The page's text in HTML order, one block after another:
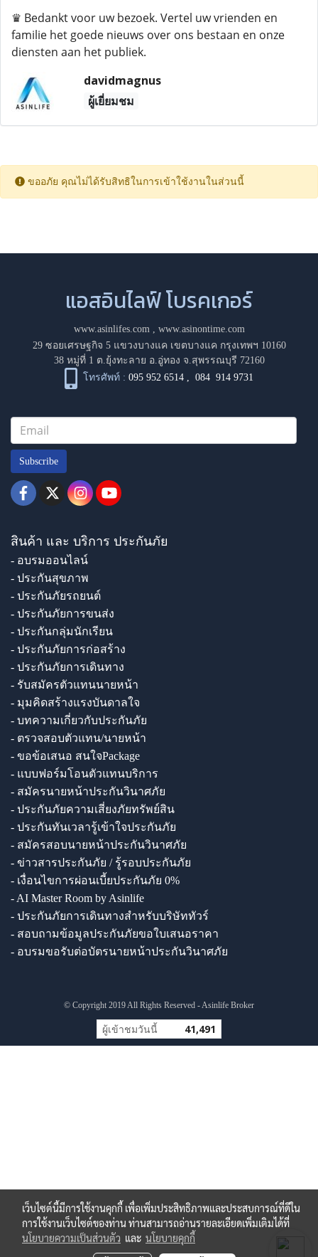
♛ Bedankt voor uw bezoek. Vertel uw vrienden en
familie het goede nieuws over ons bestaan ​​en onze
diensten aan het publiek.
davidmagnus
ผู้เยี่ยมชม
ขออภัย คุณไม่ได้รับสิทธิในการเข้าใช้งานในส่วนนี้
แอสอินไลฟ์ โบรคเกอร์
www.asinlifes.com, www.asinontime.com
29 ซอยเศรษฐกิจ 5 แขวงบางแค เขตบางแค กรุงเทพฯ 10160
38 หมู่ที่ 1 ต.ยุ้งทะลาย อ.อู่ทอง จ.สุพรรณบุรี 72160
โทรศัพท์ : 095 952 6514 ,084 914 9731
Subscribe
สินค้า และ บริการ ประกันภัย
- อบรมออนไลน์
- ประกันสุขภาพ
- ประกันภัยรถยนต์
- ประกันภัยการขนส่ง
- ประกันกลุ่มนักเรียน
- ประกันภัยการก่อสร้าง
- ประกันภัยการเดินทาง
- รับสมัครตัวแทนนายหน้า
- มุมคิดสร้างแรงบันดาลใจ
- บทความเกี่ยวกับประกันภัย
- ตรวจสอบตัวแทน/นายหน้า
- ขอข้อเสนอ สนใจPackage
- แบบฟอร์มโอนตัวแทนบริการ
- สมัครนายหน้าประกันวินาศภัย
- ประกันภัยความเสี่ยงภัยทรัพย์สิน
- ประกันทันเวลารู้เข้าใจประกันภัย
- สมัครสอบนายหน้าประกันวินาศภัย
- ข่าวสารประกันภัย / รู้รอบประกันภัย
- เงื่อนไขการผ่อนเบี้ยประกันภัย 0%
- AI Master Room by Asinlife
- ประกันภัยการเดินทางสำหรับบริษัททัวร์
- สอบถามข้อมูลประกันภัยขอใบเสนอราคา
- อบรมขอรับต่อบัตรนายหน้าประกันวินาศภัย
© Copyright 2019 All Rights Reserved - Asinlife Broker
ผู้เข้าชมวันนี้ 41,491
เว็บไซต์นี้มีการใช้งานคุกกี้ เพื่อเพิ่มประสิทธิภาพและประสบการณ์ที่ดีใน
การใช้งานเว็บไซต์ของท่าน ท่านสามารถอ่านรายละเอียดเพิ่มเติมได้ที่
นโยบายความเป็นส่วนตัว และ นโยบายคุกกี้